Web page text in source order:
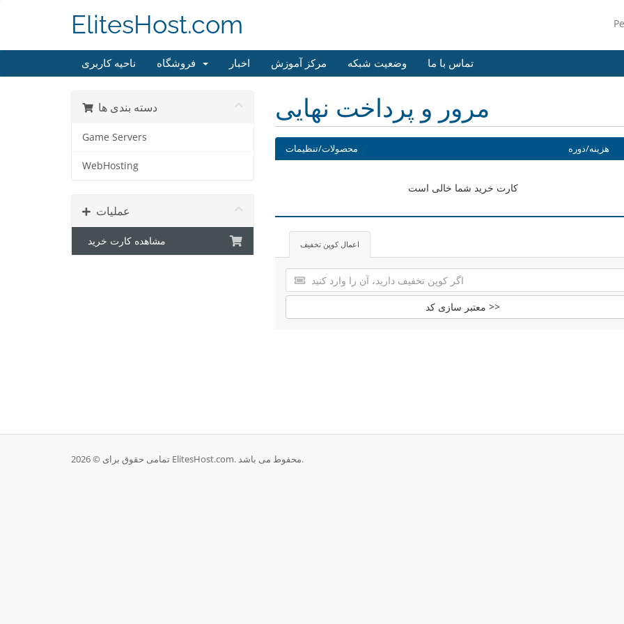
ElitesHost.com
ناحیه کاربری اخبار مرکز آموزش وضعیت شبکه تماس با ما
دسته بندی ها
Game Servers
WebHosting
عملیات
مشاهده کارت خرید
مرور و پرداخت نهایی
محصولات/تنظیمات هزینه/دوره
کارت خرید شما خالی است
اعمال کوپن تخفیف
معتبر سازی کد >>
تمامی حقوق برای © 2026 ElitesHost.com. محفوط می باشد.